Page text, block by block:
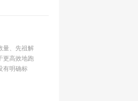
量、先祖解
更高效地跑
有明确标